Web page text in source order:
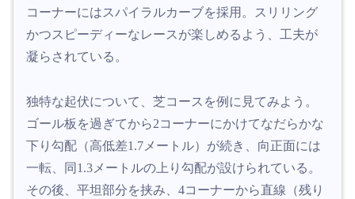
コーナーにはスパイラルカーブを採用。スリリング
かつスピーディーなレースが楽しめるよう、工夫が
凝らされている。
独特な起伏について、芝コースを例に見てみよう。
ゴール板を過ぎてから2コーナーにかけてなだらかな
下り勾配（高低差1.7メートル）が続き、向正面には
一転、同1.3メートルの上り勾配が設けられている。
その後、平坦部分を挟み、4コーナーから直線（残り